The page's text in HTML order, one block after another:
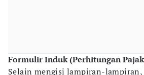
Formulir Induk (Perhitungan
Selain mengisi lampiran-lampiran,